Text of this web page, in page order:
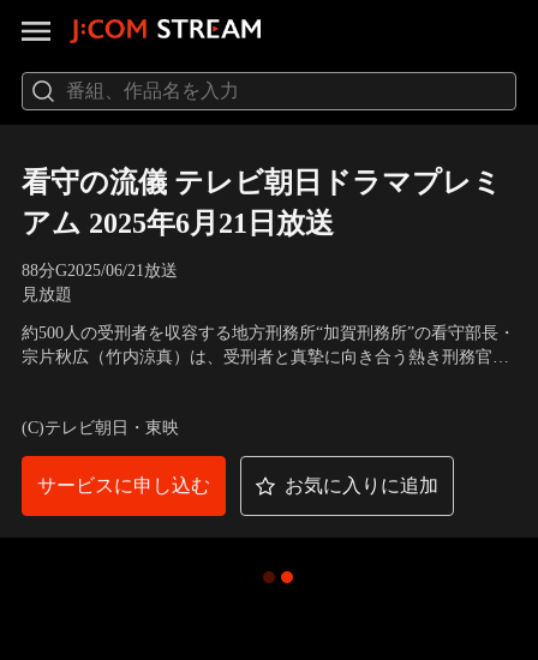
看守の流儀 テレビ朝日ドラマプレミ
アム 2025年6月21日放送
88分G2025/06/21放送
見放題
約500人の受刑者を収容する地方刑務所“加賀刑務所”の看守部長・
宗片秋広（竹内涼真）は、受刑者と真摯に向き合う熱き刑務官。
かねない職務規定違反行為だが…。
(C)テレビ朝日・東映
サービスに申し込む お気に入りに追加